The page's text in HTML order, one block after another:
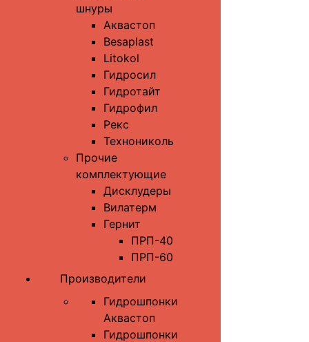
шнуры
Аквастоп
Besaplast
Litokol
Гидросил
Гидротайт
Гидрофил
Рекс
Технониколь
Прочие
комплектующие
Дисклудеры
Вилатерм
Гернит
ПРП-40
ПРП-60
Производители
Гидрошпонки
Аквастоп
Гидрошпонки